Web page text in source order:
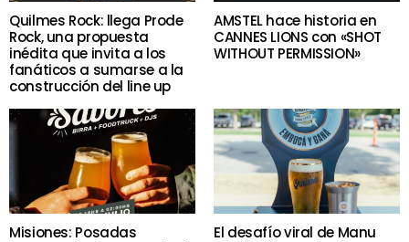
Quilmes Rock: llega Prode
Rock, una propuesta
inédita que invita a los
fanáticos a sumarse a la
construcción del line up
AMSTEL hace historia en
CANNES LIONS con «SHOT
WITHOUT PERMISSION»
Misiones: Posadas
El desafío viral de Manu